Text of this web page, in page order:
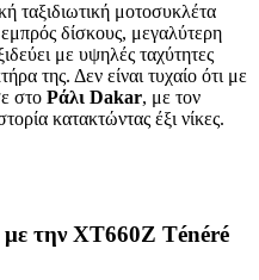
ταξιδιωτική μοτοσυκλέτα
δίσκους, μεγαλύτερη
με υψηλές ταχύτητες
της. Δεν είναι τυχαίο ότι με
στο Ράλι Dakar, με τον
κατακτώντας έξι νίκες.
την XT660Z Ténéré